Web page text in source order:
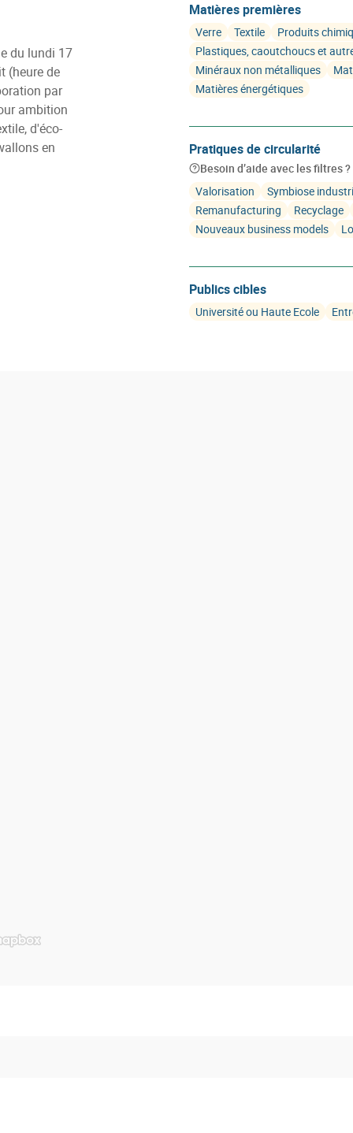
du lundi 17
(heure de
par
ambition
d'éco-
en
Matières premières
Verre Textile
Produits
Plastiques, caoutchoucs et
Minéraux non métalliques
Matières énergétiques
Pratiques de circularité
Besoin d’aide avec les filtres ?
Valorisation
Symbiose
Remanufacturing
Recyclage
Nouveaux business models
Publics cibles
Université ou Haute Ecole